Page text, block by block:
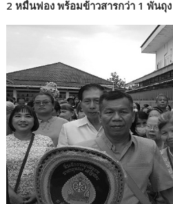
2 หมื่นฟอง พร้อมข้าวสารกว่า 1 พันถุ